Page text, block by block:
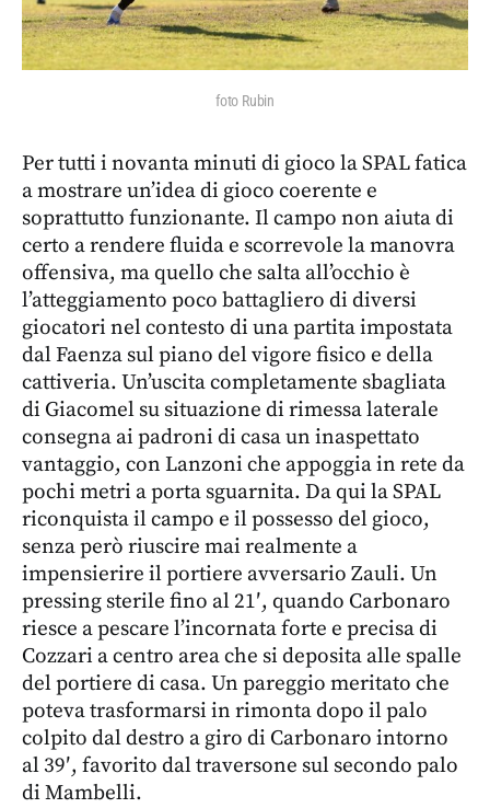
foto Rubin
Per tutti i novanta minuti di gioco la SPAL fatica
a mostrare un’idea di gioco coerente e
soprattutto funzionante. Il campo non aiuta di
certo a rendere fluida e scorrevole la manovra
offensiva, ma quello che salta all’occhio è
l’atteggiamento poco battagliero di diversi
giocatori nel contesto di una partita impostata
dal Faenza sul piano del vigore fisico e della
cattiveria. Un’uscita completamente sbagliata
di Giacomel su situazione di rimessa laterale
consegna ai padroni di casa un inaspettato
vantaggio, con Lanzoni che appoggia in rete da
pochi metri a porta sguarnita. Da qui la SPAL
riconquista il campo e il possesso del gioco,
senza però riuscire mai realmente a
impensierire il portiere avversario Zauli. Un
pressing sterile fino al 21′, quando Carbonaro
riesce a pescare l’incornata forte e precisa di
Cozzari a centro area che si deposita alle spalle
del portiere di casa. Un pareggio meritato che
poteva trasformarsi in rimonta dopo il palo
colpito dal destro a giro di Carbonaro intorno
al 39′, favorito dal traversone sul secondo palo
di Mambelli.